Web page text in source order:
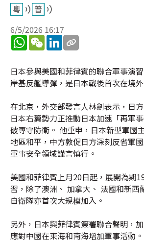
6/5/2026 16:17
WhatsApp
WeChatLinkedIn
日本參與美國和菲律賓的聯合軍事演
岸基反艦導彈，是日本戰後首次在境
在北京，外交部發言人林劍表示，日
日本右翼勢力正推動日本加速「再軍
破專守防衛。 他重申，日本新型軍國
地區和平，中方敦促日方深刻反省軍
軍事安全領域謹言慎行。
美國和菲律賓上月20日起，展開為期
習，除了澳洲、 加拿大、 法國和新西
自衛隊亦首次大規模加入。
另外，日本與菲律賓簽署聯合聲明，
應對中國在東海和南海增加軍事活動。